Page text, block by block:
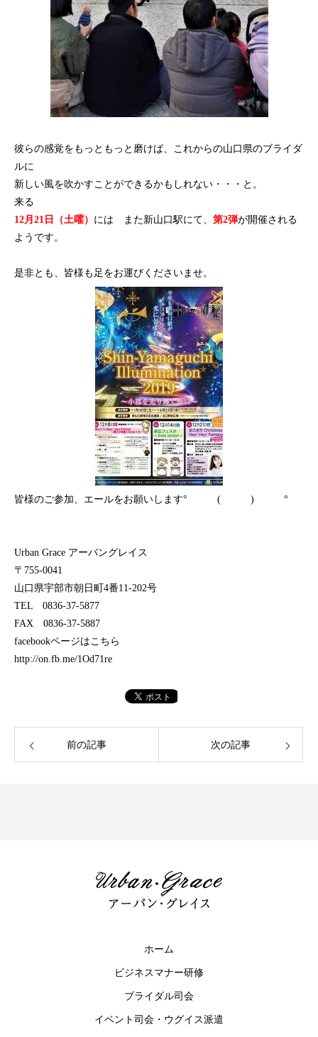
彼らの感覚をもっともっと磨けば、これからの山口県のブライダ
ルに
新しい風を吹かすことができるかもしれない・・・と。
来る
12 月 21 日（土曜） には また新山口駅にて、 第2弾が開催される
ようです。
是非とも、皆様も足をお運びくださいませ。
皆様のご参加、エールをお願いします° ( ) °
Urban Grace アーバングレイス
〒755-0041
山口県宇部市朝日町4番11-202号
TEL 0836-37-5877
FAX 0836-37-5887
facebookページはこちら
http://on.fb.me/1Od71re
前の記事 次の記事
ホーム
ビジネスマナー研修
ブライダル司会
イベント司会・ウグイス派遣